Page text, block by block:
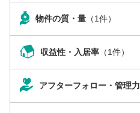
物件の質・量 （1件）
収益性・入居率 （1件）
アフターフォロー・管理力